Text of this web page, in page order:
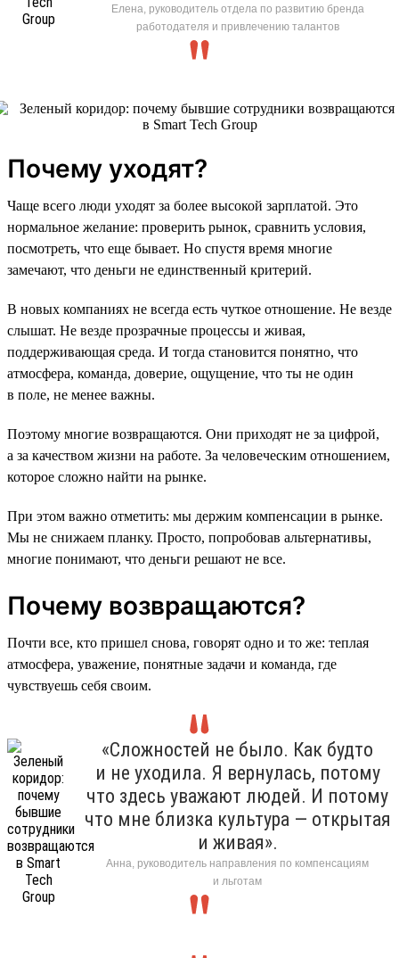
Елена, руководитель отдела по развитию бренда
работодателя и привлечению талантов
Почему уходят?
Чаще всего люди уходят за более высокой зарплатой. Это
нормальное желание: проверить рынок, сравнить условия,
посмотреть, что еще бывает. Но спустя время многие
замечают, что деньги не единственный критерий.
В новых компаниях не всегда есть чуткое отношение. Не везде
слышат. Не везде прозрачные процессы и живая,
поддерживающая среда. И тогда становится понятно, что
атмосфера, команда, доверие, ощущение, что ты не один
в поле, не менее важны.
Поэтому многие возвращаются. Они приходят не за цифрой,
а за качеством жизни на работе. За человеческим отношением,
которое сложно найти на рынке.
При этом важно отметить: мы держим компенсации в рынке.
Мы не снижаем планку. Просто, попробовав альтернативы,
многие понимают, что деньги решают не все.
Почему возвращаются?
Почти все, кто пришел снова, говорят одно и то же: теплая
атмосфера, уважение, понятные задачи и команда, где
чувствуешь себя своим.
«Сложностей не было. Как будто
и не уходила. Я вернулась, потому
что здесь уважают людей. И потому
что мне близка культура — открытая
и живая».
Анна, руководитель направления по компенсациям
и льготам